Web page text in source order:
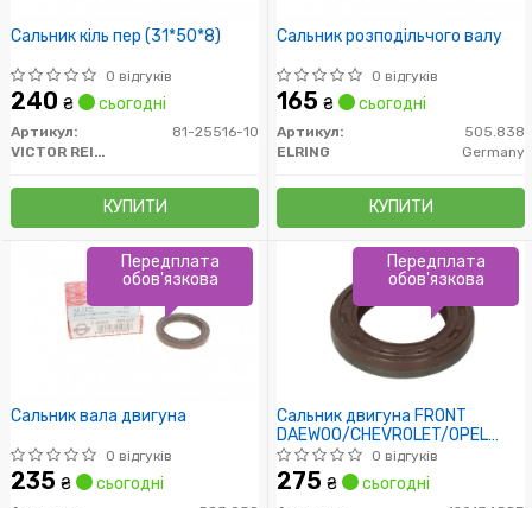
Сальник кіль пер (31*50*8)
0 відгуків
240 ₴ сьогодні
Артикул:
81-25516-10
VICTOR REINZ
КУПИТИ
Сальник розподільчого валу
0 відгуків
165 ₴ сьогодні
Артикул:
505.838
ELRING
Germany
КУПИТИ
Сальник вала двигуна
0 відгуків
235 ₴ сьогодні
Передплата
обов'язкова
Сальник двигуна FRONT
DAEWOO/CHEVROLET/OPEL
1,8/2,0 16V 31X50X8 FPM
B1BAVISLRDX7 (пр-во Corteco)
0 відгуків
275 ₴ сьогодні
Передплата
обов'язкова